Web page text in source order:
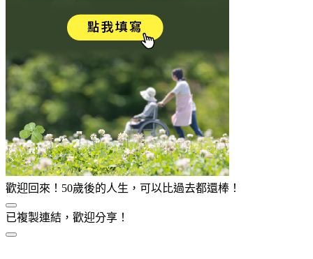
歡迎回來！50歲後的人生，可以比過去都還棒！
已複製連結，歡迎分享！